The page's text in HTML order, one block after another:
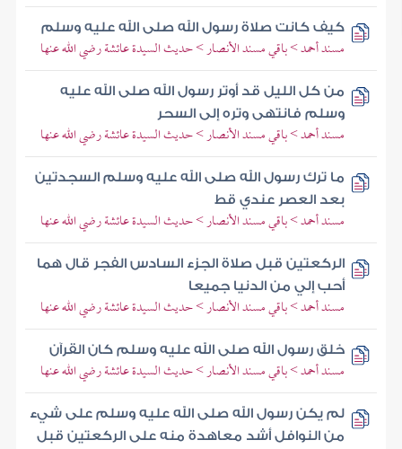
كيف كانت صلاة رسول الله صلى الله عليه وسلم
مسند أحمد > باقي مسند الأنصار > حديث السيدة عائشة رضي الله عنها
من كل الليل قد أوتر رسول الله صلى الله عليه
وسلم فانتهى وتره إلى السحر
مسند أحمد > باقي مسند الأنصار > حديث السيدة عائشة رضي الله عنها
ما ترك رسول الله صلى الله عليه وسلم السجدتين
بعد العصر عندي قط
مسند أحمد > باقي مسند الأنصار > حديث السيدة عائشة رضي الله عنها
الركعتين قبل صلاة الجزء السادس الفجر قال هما
أحب إلي من الدنيا جميعا
مسند أحمد > باقي مسند الأنصار > حديث السيدة عائشة رضي الله عنها
خلق رسول الله صلى الله عليه وسلم كان القرآن
مسند أحمد > باقي مسند الأنصار > حديث السيدة عائشة رضي الله عنها
لم يكن رسول الله صلى الله عليه وسلم على شيء
من النوافل أشد معاهدة منه على الركعتين قبل